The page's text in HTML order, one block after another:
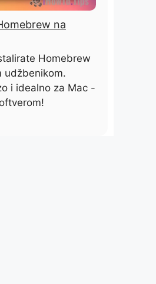
na
Homebrew
udžbenikom.
i idealno za Mac -